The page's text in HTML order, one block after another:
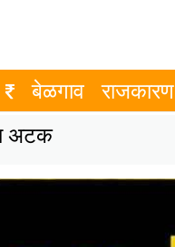
बेळगाव राजकारण
अटक